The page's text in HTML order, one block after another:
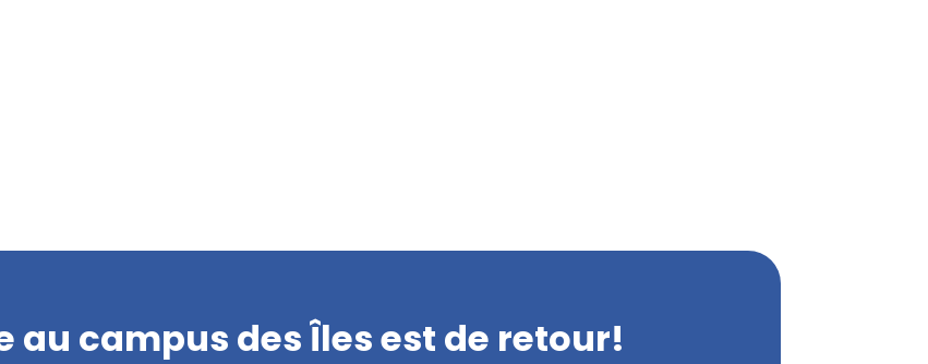
au campus des Îles est de retour!